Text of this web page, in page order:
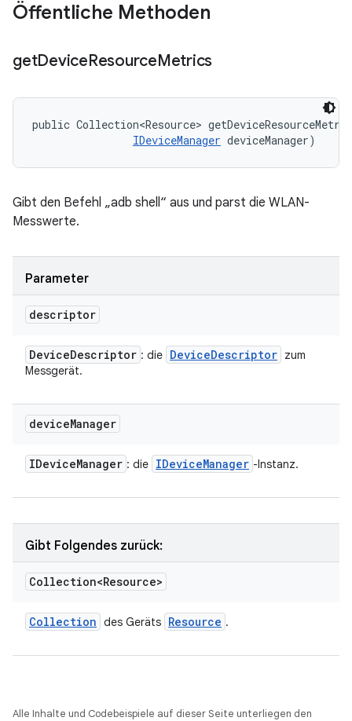
Öffentliche Methoden
getDeviceResourceMetrics
public Collection<Resource>
IDeviceManager deviceManager)
Gibt den Befehl „adb shell“ aus und parst die WLAN-
Messwerte.
Parameter
descriptor
DeviceDescriptor : die DeviceDescriptor zum
Messgerät.
deviceManager
IDeviceManager : die IDeviceManager -Instanz.
Gibt Folgendes zurück:
Collection<Resource>
Collection des Geräts Resource .
Alle Inhalte und Codebeispiele auf dieser Seite unterliegen den